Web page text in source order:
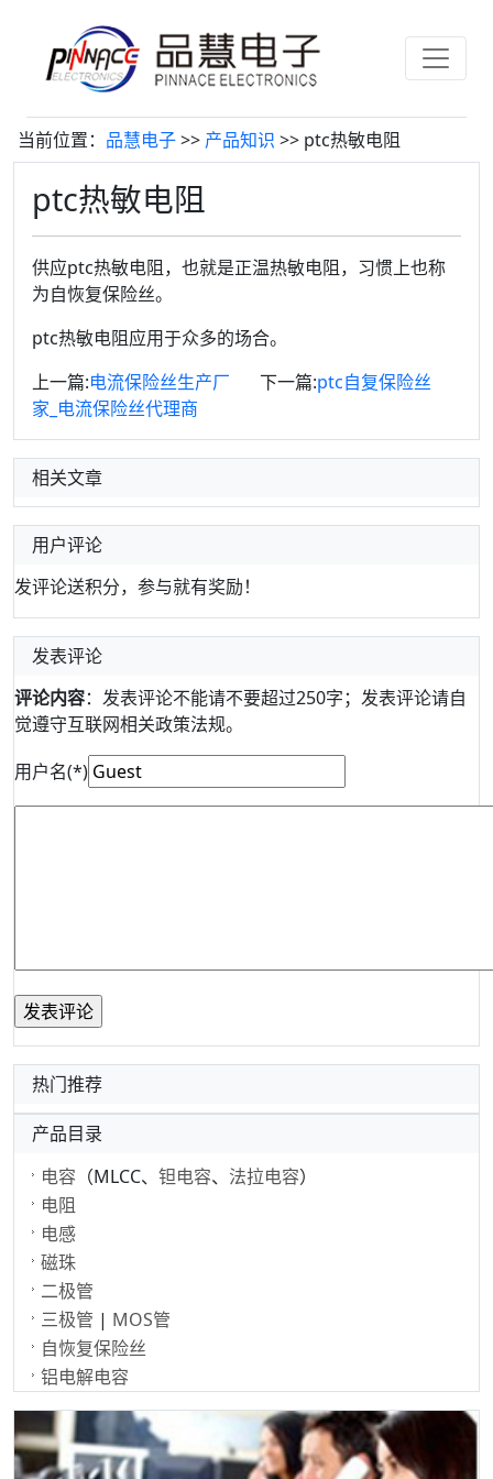
当前位置： 品慧电子>> 产品知识 >> ptc热敏电阻
ptc热敏电阻
供应ptc热敏电阻，也就是正温热敏电阻，习惯上也称
为自恢复保险丝。
ptc热敏电阻应用于众多的场合。
上一篇:电流保险丝生产厂
家_电流保险丝代理商
下一篇:ptc自复保险丝
相关文章
用户评论
发评论送积分，参与就有奖励！
发表评论
评论内容：发表评论不能请不要超过250字；发表评论请自
觉遵守互联网相关政策法规。
用户名(*)
热门推荐
产品目录
电容 （MLCC、 钽电容、 法拉电容）
电阻
电感
磁珠
二极管
三极管 | MOS管
自恢复保险丝
铝电解电容